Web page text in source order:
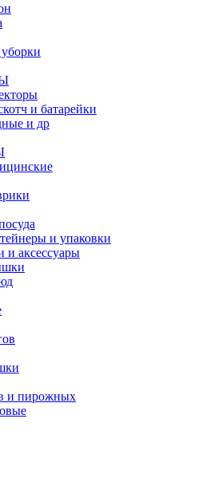
и батарейки
и др
и упаковки
аксессуары
и пирожных